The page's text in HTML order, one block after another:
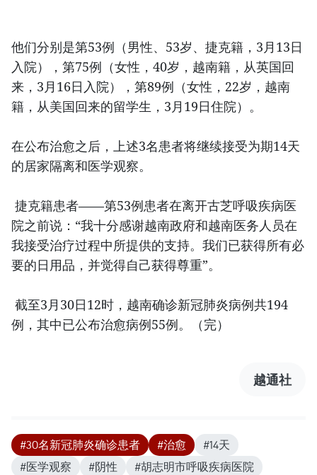
他们分别是第53例（男性、53岁、捷克籍，3月13日
入院），第75例（女性，40岁，越南籍，从英国回
来，3月16日入院），第89例（女性，22岁，越南
籍，从美国回来的留学生，3月19日住院）。
在公布治愈之后，上述3名患者将继续接受为期14天
的居家隔离和医学观察。
捷克籍患者——第53例患者在离开古芝呼吸疾病医
院之前说：“我十分感谢越南政府和越南医务人员在
我接受治疗过程中所提供的支持。我们已获得所有必
要的日用品，并觉得自己获得尊重”。
截至3月30日12时，越南确诊新冠肺炎病例共194
例，其中已公布治愈病例55例。（完）
越通社
#30名新冠肺炎确诊患者 #治愈
#14天
#医学观察
#阴性
#胡志明市呼吸疾病医院